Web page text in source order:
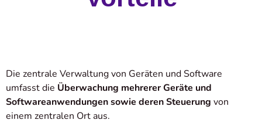
Die zentrale Verwaltung von Geräten und Software
umfasst die Überwachung mehrerer Geräte und
Softwareanwendungen sowie deren Steuerung von
einem zentralen Ort aus.